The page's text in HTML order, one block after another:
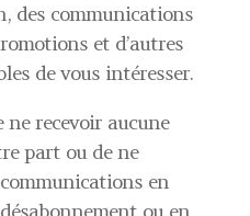
des communications
et d’autres
de vous intéresser.
ne recevoir aucune
part ou de ne
en